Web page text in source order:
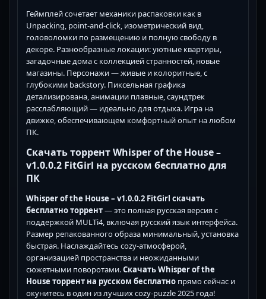
Геймплей сочетает механики распаковки как в
Unpacking, point-and-click, изометрический вид,
головоломки по размещению и полную свободу в
декоре. Разнообразные локации: уютные квартиры,
загадочные дома с коллекцией странностей, новые
магазины. Персонажи — живые и колоритные, с
глубокими backstory. Пиксельная графика
детализирована, анимации плавные, саундтрек
расслабляющий — идеально для отдыха. Игра на
движке, обеспечивающем комфортный опыт на любом
ПК.
Скачать торрент Whisper of the House –
v1.0.0.2 FitGirl на русском бесплатно для
ПК
Whisper of the House – v1.0.0.2 FitGirl скачать
бесплатно торрент— это полная русская версия с
поддержкой MULTi4, включая русский язык интерфейса.
Размер репакованного образа минимальный, установка
быстрая. Наслаждайтесь cozy-атмосферой,
организацией пространства и неожиданными
сюжетными поворотами.Скачать Whisper of the
House торрент на русском бесплатно прямо сейчас и
окунитесь в один из лучших cozy-puzzle 2025 года!